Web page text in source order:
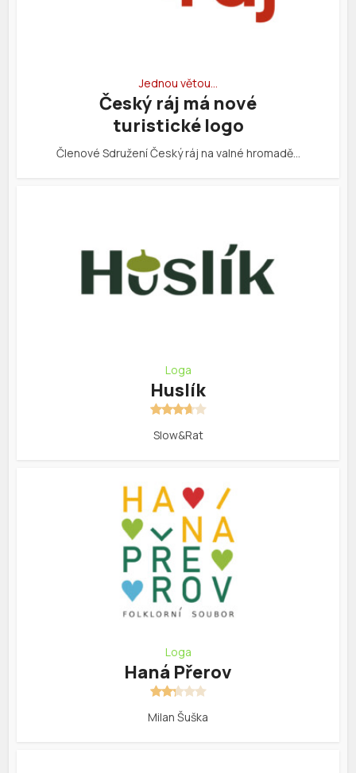
Jednou větou…
Český ráj má nové
turistické logo
Členové Sdružení Český ráj na valné hromadě…
Loga
Huslík
Slow&Rat
Loga
Haná Přerov
Milan Šuška